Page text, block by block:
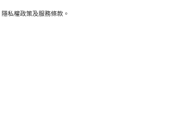
隱私權政策及服務條款 。